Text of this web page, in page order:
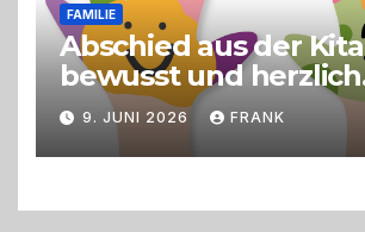
FAMILIE
Abschied aus der Kita
bewusst und herzlich
gestalten
9. JUNI 2026 FRANK